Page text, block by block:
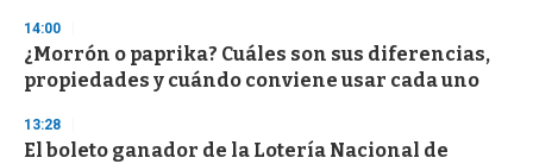
s
e
c
o
d
s
14:00
¿Morrón o paprika? Cuáles son sus diferencias,
propiedades y cuándo conviene usar cada uno
13:28
El boleto ganador de la Lotería Nacional de